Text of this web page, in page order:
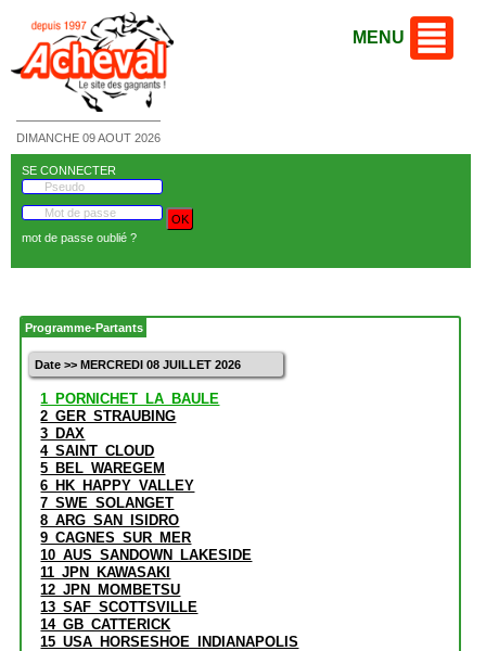
DIMANCHE 09 AOUT 2026
MENU
SE CONNECTER
mot de passe oublié ?
Programme-Partants
Date >> MERCREDI 08 JUILLET 2026
1_PORNICHET_LA_BAULE
2_GER_STRAUBING
3_DAX
4_SAINT_CLOUD
5_BEL_WAREGEM
6_HK_HAPPY_VALLEY
7_SWE_SOLANGET
8_ARG_SAN_ISIDRO
9_CAGNES_SUR_MER
10_AUS_SANDOWN_LAKESIDE
11_JPN_KAWASAKI
12_JPN_MOMBETSU
13_SAF_SCOTTSVILLE
14_GB_CATTERICK
15_USA_HORSESHOE_INDIANAPOLIS